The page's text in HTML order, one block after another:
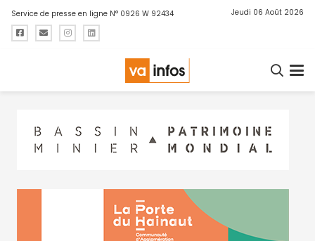
Service de presse en ligne N° 0926 W 92434 Jeudi 06 Août 2026